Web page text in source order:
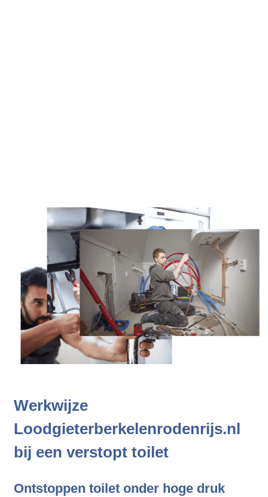
Werkwijze
Loodgieterberkelenrodenrijs.nl
bij een verstopt toilet
Ontstoppen toilet onder hoge druk